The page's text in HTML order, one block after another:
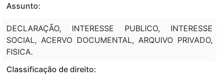
Assunto:
DECLARAÇÃO, INTERESSE PUBLICO, INTERESSE
SOCIAL, ACERVO DOCUMENTAL, ARQUIVO PRIVADO,
FISICA.
Classificação de direito: